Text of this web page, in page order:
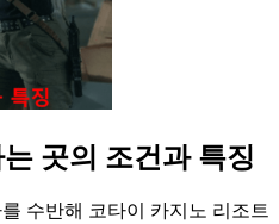
곳의 조건과 특징
수반해 코타이 카지노 리조트